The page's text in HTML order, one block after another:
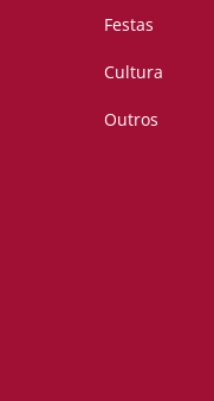
Festas
Cultura
Outros